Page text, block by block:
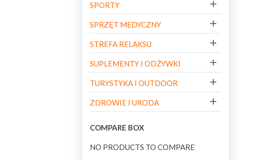
SPORTY
SPRZĘT MEDYCZNY
STREFA RELAKSU
SUPLEMENTY I ODŻYWKI
TURYSTYKA I OUTDOOR
ZDROWIE I URODA
COMPARE BOX
NO PRODUCTS TO COMPARE